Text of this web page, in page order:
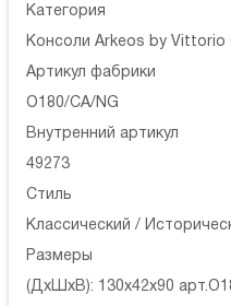
Категория
Консоли Arkeos by Vittorio
Артикул фабрики
O180/CA/NG
Внутренний артикул
49273
Стиль
Классический /
Размеры
(ДхШхВ): 130x42x90